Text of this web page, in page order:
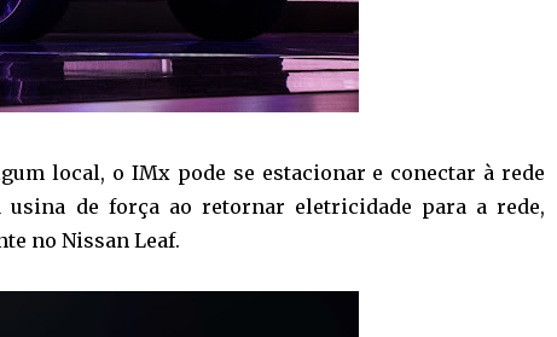
local, o IMx pode se estacionar e conectar à rede
usina de força ao retornar eletricidade para a rede,
no Nissan Leaf.